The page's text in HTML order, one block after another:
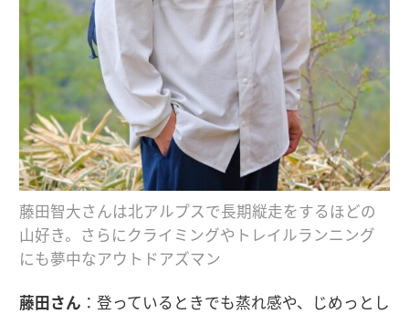
藤田智大さんは北アルプスで長期縦走をするほどの
山好き。さらにクライミングやトレイルランニング
にも夢中なアウトドアズマン
藤田さん ：登っているときでも蒸れ感や、じめっとし